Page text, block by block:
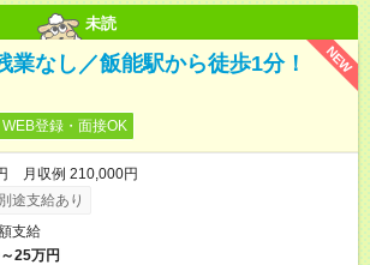
未読
NEW
業なし／飯能駅から徒歩1分！
WEB登録・面接OK
月収例 210,000円
途支給あり
支給
25万円